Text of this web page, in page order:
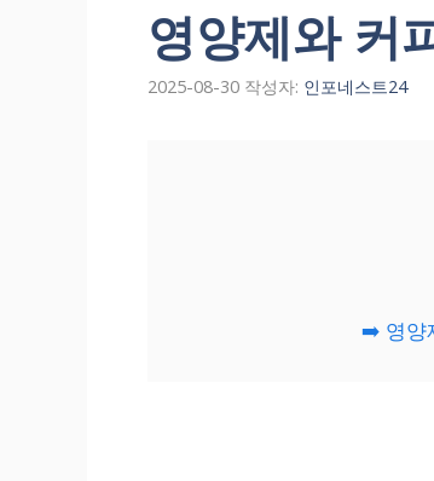
영양제와 커
2025-08-30 작성자: 인포네스트24
➡️ 영양